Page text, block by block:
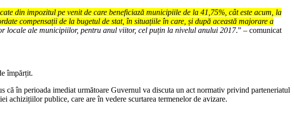
din impozitul pe venit de care beneficiază municipiile de la 41,75%, cât este acum, la
compensații de la bugetul de stat, în situațiile în care, și după această majorare a
locale ale municipiilor, pentru anul viitor, cel puțin la nivelul anului 2017.” – comunicat
împărțit.
în perioada imediat următoare Guvernul va discuta un act normativ privind parteneriatul
achizițiilor publice, care are în vedere scurtarea termenelor de avizare.